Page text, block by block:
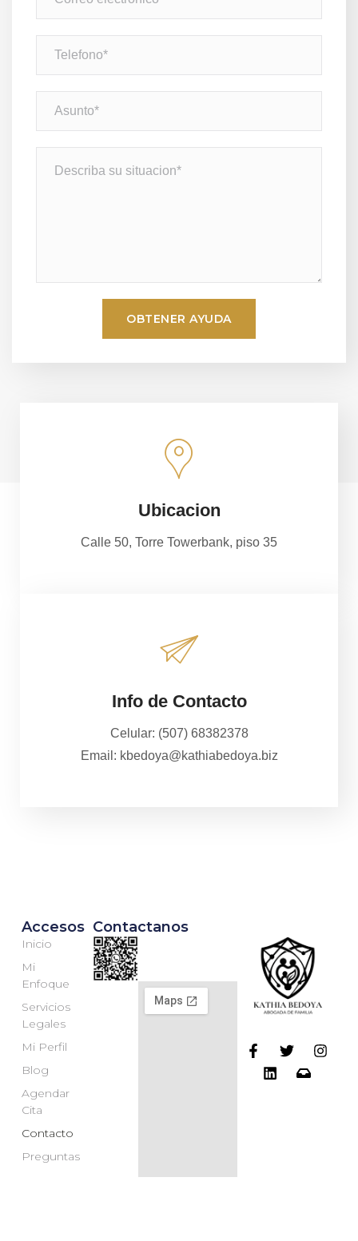
Ubicacion
Calle 50, Torre Towerbank, piso 35
Info de Contacto
Celular: (507) 68382378
Email: kbedoya@kathiabedoya.biz
Accesos
Inicio
Mi
Enfoque
Servicios
Legales
Mi Perfil
Blog
Agendar
Cita
Contacto
Preguntas
Contactanos